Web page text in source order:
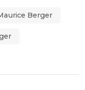
Berger